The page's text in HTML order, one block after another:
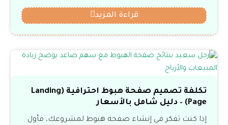
قراءة المزيد
تكلفة تصميم صفحة هبوط احترافية (Landing
Page) – دليل شامل بالأسعار
إذا كنت تفكر في إنشاء صفحة هبوط لمشروعك، فأول